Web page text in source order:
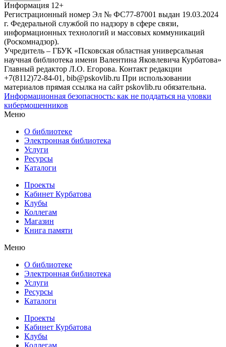
Информация 12+
Регистрационный номер Эл № ФС77-87001 выдан 19.03.2024
г. Федеральной службой по надзору в сфере связи,
информационных технологий и массовых коммуникаций
(Роскомнадзор).
Учредитель – ГБУК «Псковская областная универсальная
научная библиотека имени Валентина Яковлевича Курбатова»
Главный редактор Л.О. Егорова. Контакт редакции
+7(8112)72-84-01, bib@pskovlib.ru При использовании
материалов прямая ссылка на сайт pskovlib.ru обязательна.
Информационная безопасность: как не поддаться на уловки
кибермошенников
Меню
О библиотеке
Электронная библиотека
Услуги
Ресурсы
Каталоги
Проекты
Кабинет Курбатова
Клубы
Коллегам
Магазин
Книга памяти
Меню
О библиотеке
Электронная библиотека
Услуги
Ресурсы
Каталоги
Проекты
Кабинет Курбатова
Клубы
Коллегам